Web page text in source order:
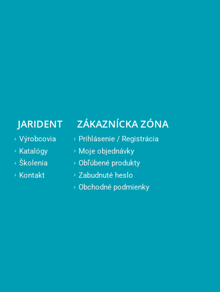
JARIDENT
Výrobcovia
Katalógy
Školenia
Kontakt
ZÁKAZNÍCKA ZÓNA
Prihlásenie / Registrácia
Moje objednávky
Obľúbené produkty
Zabudnuté heslo
Obchodné podmienky